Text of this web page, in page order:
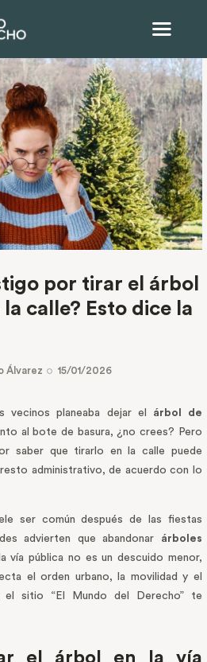
por tirar el árbol
calle? Esto dice la
Álvarez 15/01/2026
planeaba dejar el árbol de
al bote de basura, ¿no crees? Pero
saber que tirarlo en la calle puede
administrativo, de acuerdo con lo
ser común después de las fiestas
advierten que abandonar
árboles
vía pública no es un descuido menor,
el orden urbano, la movilidad y el
el sitio “El Mundo del Derecho” te
el árbol en la vía